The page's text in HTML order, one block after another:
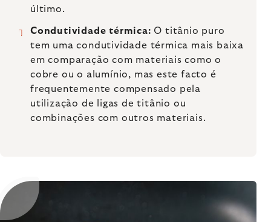
último.
Condutividade térmica: O titânio puro
tem uma condutividade térmica mais baixa
em comparação com materiais como o
cobre ou o alumínio, mas este facto é
frequentemente compensado pela
utilização de ligas de titânio ou
combinações com outros materiais.